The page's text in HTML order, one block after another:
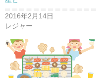
2016年2月14日
レジャー